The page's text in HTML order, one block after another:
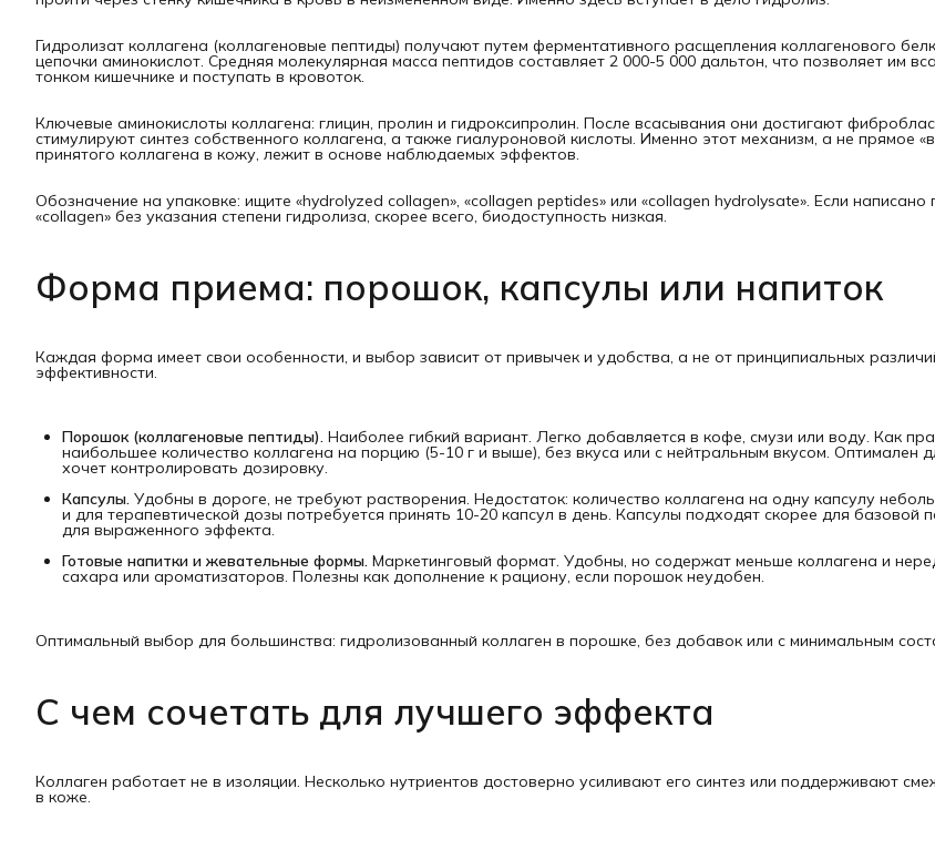
Гидролизат коллагена (коллагеновые пептиды) получают путем ферментативного расщепления коллагенового
цепочки аминокислот. Средняя молекулярная масса пептидов составляет 2 000-5 000 дальтон, что позволяет им
тонком кишечнике и поступать в кровоток.
Ключевые аминокислоты коллагена: глицин, пролин и гидроксипролин. После всасывания они достигают
стимулируют синтез собственного коллагена, а также гиалуроновой кислоты. Именно этот механизм, а не прямое
принятого коллагена в кожу, лежит в основе наблюдаемых эффектов.
Обозначение на упаковке: ищите «hydrolyzed collagen», «collagen peptides» или «collagen hydrolysate». Если написано
«collagen» без указания степени гидролиза, скорее всего, биодоступность низкая.
Форма приема: порошок, капсулы или напиток
Каждая форма имеет свои особенности, и выбор зависит от привычек и удобства, а не от принципиальных
эффективности.
Порошок (коллагеновые пептиды). Наиболее гибкий вариант. Легко добавляется в кофе, смузи или воду. Как
наибольшее количество коллагена на порцию (5-10 г и выше), без вкуса или с нейтральным вкусом. Оптимален
хочет контролировать дозировку.
Капсулы. Удобны в дороге, не требуют растворения. Недостаток: количество коллагена на одну капсулу
и для терапевтической дозы потребуется принять 10-20 капсул в день. Капсулы подходят скорее для базовой
для выраженного эффекта.
Готовые напитки и жевательные формы. Маркетинговый формат. Удобны, но содержат меньше коллагена и
сахара или ароматизаторов. Полезны как дополнение к рациону, если порошок неудобен.
Оптимальный выбор для большинства: гидролизованный коллаген в порошке, без добавок или с минимальным
С чем сочетать для лучшего эффекта
Коллаген работает не в изоляции. Несколько нутриентов достоверно усиливают его синтез или поддерживают
в коже.